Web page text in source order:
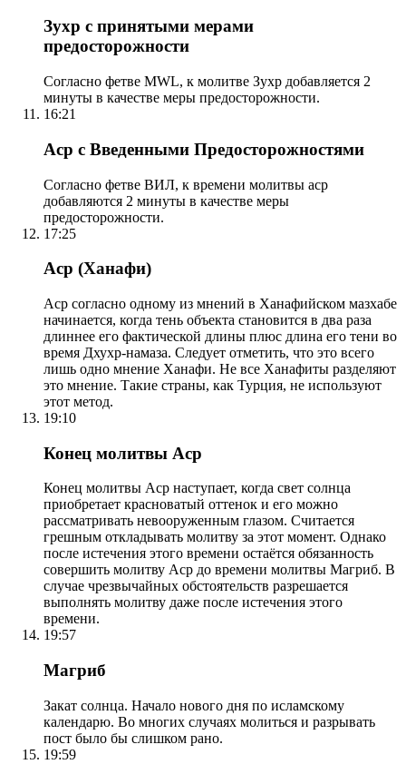
Зухр с принятыми мерами
предосторожности
Согласно фетве MWL, к молитве Зухр добавляется 2
минуты в качестве меры предосторожности.
16:21
Аср с Введенными Предосторожностями
Согласно фетве ВИЛ, к времени молитвы аср
добавляются 2 минуты в качестве меры
предосторожности.
17:25
Аср (Ханафи)
Аср согласно одному из мнений в Ханафийском мазхабе
начинается, когда тень объекта становится в два раза
длиннее его фактической длины плюс длина его тени во
время Дхухр-намаза. Следует отметить, что это всего
лишь одно мнение Ханафи. Не все Ханафиты разделяют
это мнение. Такие страны, как Турция, не используют
этот метод.
19:10
Конец молитвы Аср
Конец молитвы Аср наступает, когда свет солнца
приобретает красноватый оттенок и его можно
рассматривать невооруженным глазом. Считается
грешным откладывать молитву за этот момент. Однако
после истечения этого времени остаётся обязанность
совершить молитву Аср до времени молитвы Магриб. В
случае чрезвычайных обстоятельств разрешается
выполнять молитву даже после истечения этого
времени.
19:57
Магриб
Закат солнца. Начало нового дня по исламскому
календарю. Во многих случаях молиться и разрывать
пост было бы слишком рано.
19:59